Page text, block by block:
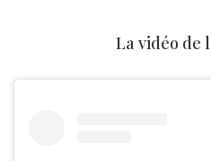
La vidéo de